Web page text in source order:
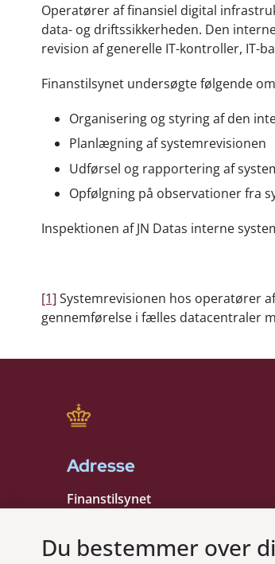
Operatører af finansiel digital
data- og driftssikkerheden. Den
revision af generelle IT-kontroller, IT-
Finanstilsynet undersøgte følgende
Organisering og styring af den
Planlægning af systemrevisionen
Udførsel og rapportering af
Opfølgning på observationer fra
Inspektionen af JN Datas interne
[1] Systemrevisionen hos operatører
gennemførelse i fælles datacentraler
Adresse
Finanstilsynet
1401 København K
Du bestemmer over